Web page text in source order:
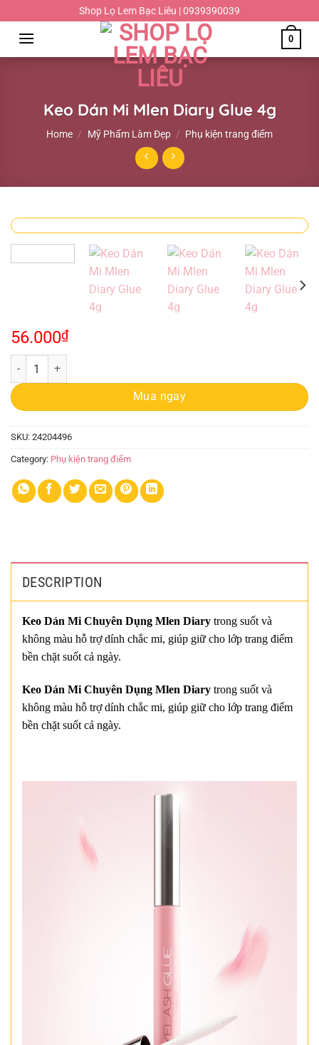
đến
dung
Shop Lọ Lem Bạc Liêu | 0939390039
0
Keo Dán Mi Mlen Diary Glue 4g
Home / Mỹ Phẩm Làm Đẹp / Phụ kiện trang điểm
56.000₫
Keo Dán Mi Mlen Diary Glue 4g quantity
Mua ngay
SKU: 24204496
Category: Phụ kiện trang điểm
DESCRIPTION
Keo Dán Mi Chuyên Dụng Mlen Diary trong suốt và
không màu hỗ trợ dính chắc mi, giúp giữ cho lớp trang điểm
bền chặt suốt cả ngày.
Keo Dán Mi Chuyên Dụng Mlen Diary trong suốt và
không màu hỗ trợ dính chắc mi, giúp giữ cho lớp trang điểm
bền chặt suốt cả ngày.